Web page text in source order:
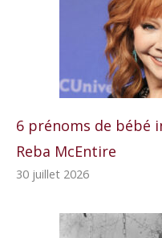
6 prénoms de bébé
Reba McEntire
30 juillet 2026